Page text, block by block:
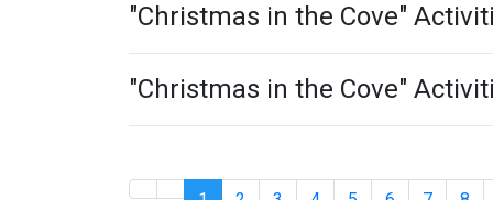
"Christmas in the Cove"
"Christmas in the Cove"